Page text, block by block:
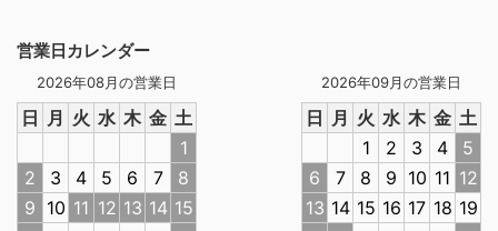
営業日カレンダー
2026年08月の営業日
日 月 火 水 木 金 土
1
2
3 4 5 6 7
8
9 10 11 12 13 14 15
2026年09月の営業日
日 月 火 水 木 金 土
1
2 3 4
5
6
7 8 9 10 11 12
13 14 15 16 17 18 19